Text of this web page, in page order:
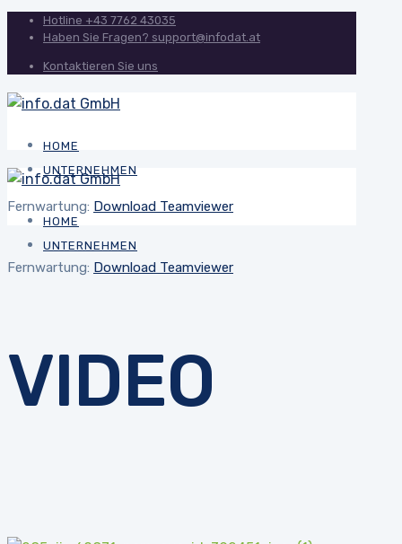
Hotline +43 7762 43035
Haben Sie Fragen? support@infodat.at
Kontaktieren Sie uns
HOME
UNTERNEHMEN
Fernwartung: Download Teamviewer
HOME
UNTERNEHMEN
Fernwartung: Download Teamviewer
VIDEO